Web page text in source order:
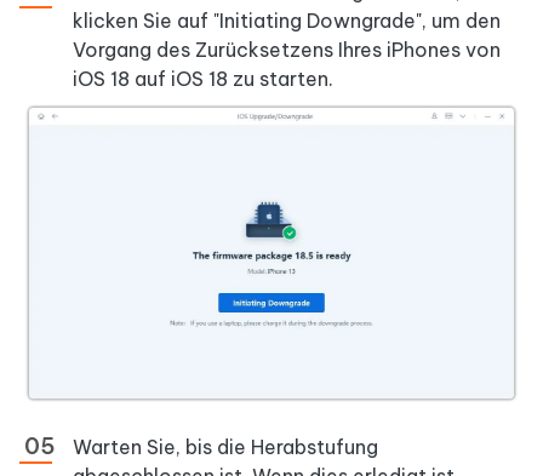
klicken Sie auf "Initiating Downgrade", um den
Vorgang des Zurücksetzens Ihres iPhones von
iOS 18 auf iOS 18 zu starten.
Warten Sie, bis die Herabstufung